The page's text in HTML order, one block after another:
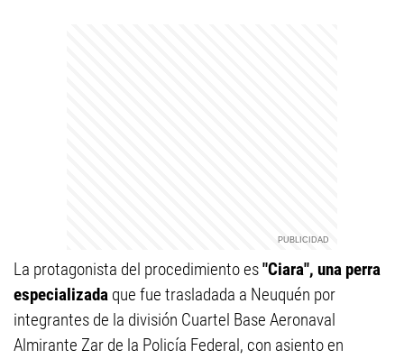
La protagonista del procedimiento es"Ciara", una perra
especializada que fue trasladada a Neuquén por
integrantes de la división Cuartel Base Aeronaval
Almirante Zar de la Policía Federal, con asiento en